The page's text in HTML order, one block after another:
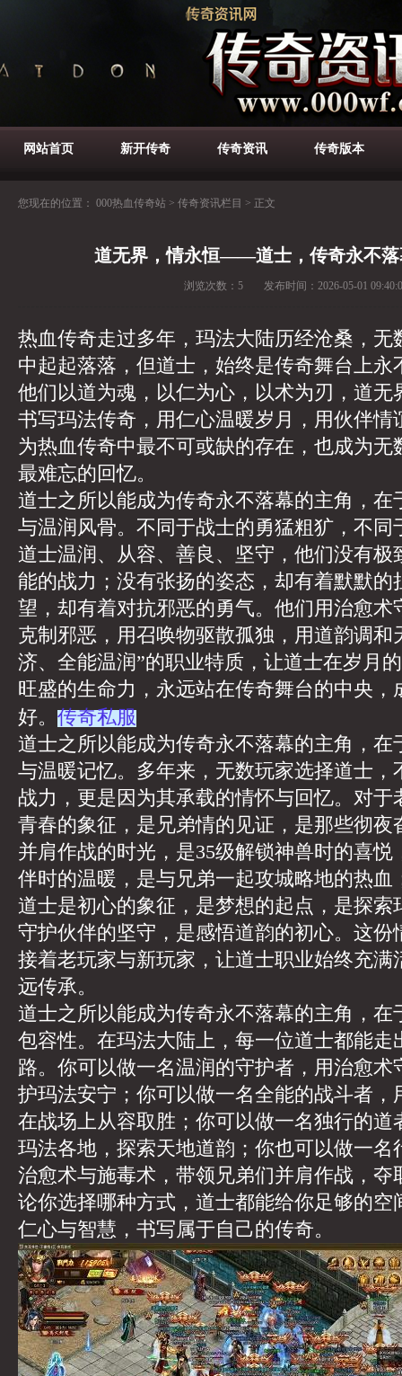
网站首页 新开传奇 传奇资讯 传奇版本
您现在的位置： 000热血传奇站 > 传奇资讯栏目 > 正文
道无界，情永恒——道士，传奇永不落
浏览次数： 5 发布时间： 2026-05-01
热血传奇走过多年，玛法大陆历经沧桑，无
中起起落落，但道士，始终是传奇舞台上永
他们以道为魂，以仁为心，以术为刃，道无
书写玛法传奇，用仁心温暖岁月，用伙伴情
为热血传奇中最不可或缺的存在，也成为无
最难忘的回忆。
道士之所以能成为传奇永不落幕的主角，在
与温润风骨。不同于战士的勇猛粗犷，不同
道士温润、从容、善良、坚守，他们没有极
能的战力；没有张扬的姿态，却有着默默的
望，却有着对抗邪恶的勇气。他们用治愈术
克制邪恶，用召唤物驱散孤独，用道韵调和
济、全能温润”的职业特质，让道士在岁月
旺盛的生命力，永远站在传奇舞台的中央，
好。 传奇私服
道士之所以能成为传奇永不落幕的主角，在
与温暖记忆。多年来，无数玩家选择道士，
战力，更是因为其承载的情怀与回忆。对于
青春的象征，是兄弟情的见证，是那些彻夜
并肩作战的时光，是35级解锁神兽时的喜
伴时的温暖，是与兄弟一起攻城略地的热血
道士是初心的象征，是梦想的起点，是探索
守护伙伴的坚守，是感悟道韵的初心。这份
接着老玩家与新玩家，让道士职业始终充满
远传承。
道士之所以能成为传奇永不落幕的主角，在
包容性。在玛法大陆上，每一位道士都能走
路。你可以做一名温润的守护者，用治愈术
护玛法安宁；你可以做一名全能的战斗者，
在战场上从容取胜；你可以做一名独行的道
玛法各地，探索天地道韵；你也可以做一名
治愈术与施毒术，带领兄弟们并肩作战，夺
论你选择哪种方式，道士都能给你足够的空
仁心与智慧，书写属于自己的传奇。